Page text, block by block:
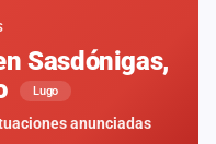
Sasdónigas,
Lugo
anunciadas